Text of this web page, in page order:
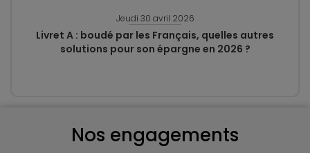
Jeudi 30 avril 2026
Livret A : boudé par les Français, quelles autres
solutions pour son épargne en 2026 ?
Nos engagements